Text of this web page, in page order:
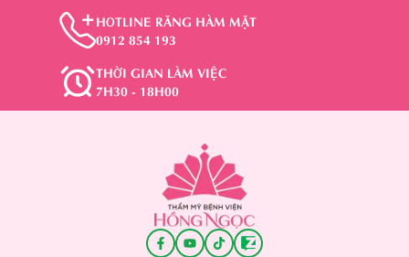
HOTLINE RĂNG HÀM MẶT
0912 854 193
THỜI GIAN LÀM VIỆC
7H30 - 18H00